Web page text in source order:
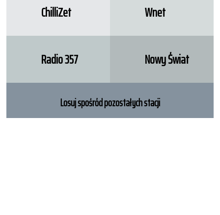
ChilliZet Wnet
Radio 357 Nowy Świat
Losuj spośród pozostałych stacji